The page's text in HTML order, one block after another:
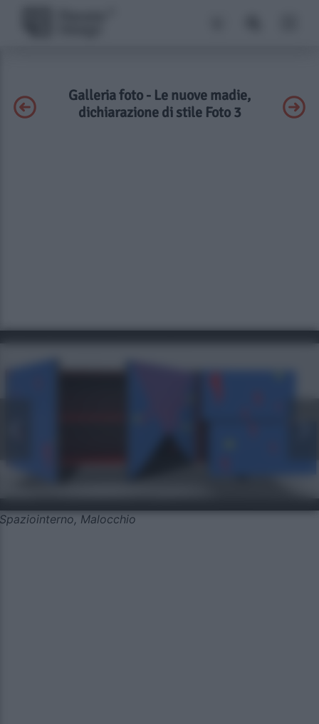
Galleria foto - Le nuove madie,
dichiarazione di stile Foto 3
Spaziointerno, Malocchio